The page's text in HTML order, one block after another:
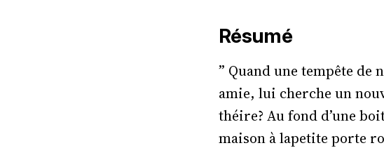
Résumé
” Quand une tempête
amie, lui cherche un
théire? Au fond d’une
maison à lapetite porte